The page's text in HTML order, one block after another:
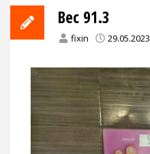
Вес 91.3
fixin 29.05.2023